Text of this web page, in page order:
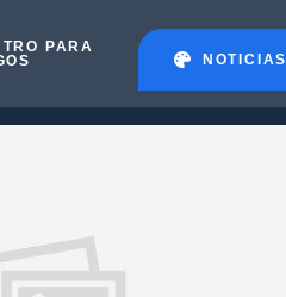
PARA
NOTICIAS